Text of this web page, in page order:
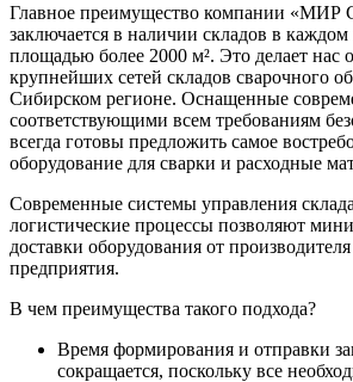
Главное преимущество компании
заключается в наличии складов в
площадью более 2000 м². Это делает нас
крупнейших сетей складов сварочного
Сибирском регионе. Оснащенные
соответствующими всем требованиям
всегда готовы предложить самое
оборудование для сварки и расходные
Современные системы управления
логистические процессы позволяют
доставки оборудования от
предприятия.
В чем преимущества такого подхода?
Время формирования и отправки
сокращается, поскольку все